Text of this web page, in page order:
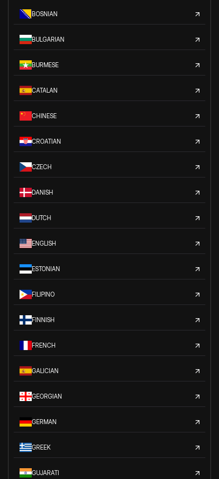
BOSNIAN
BULGARIAN
BURMESE
CATALAN
CHINESE
CROATIAN
CZECH
DANISH
DUTCH
ENGLISH
ESTONIAN
FILIPINO
FINNISH
FRENCH
GALICIAN
GEORGIAN
GERMAN
GREEK
GUJARATI